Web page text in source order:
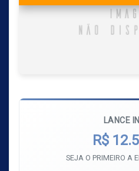
LANCE
R$
SEJA O PRIMEIRO A